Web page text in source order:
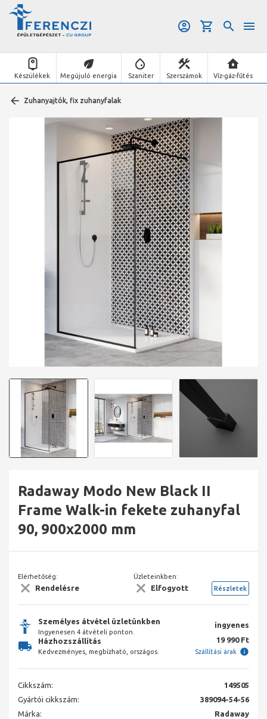
Készülékek Megújuló energia Szaniter Szerszámok Víz-gáz-fűtés
Zuhanyajtók, fix zuhanyfalak
Radaway Modo New Black II
Frame Walk-in fekete zuhanyfal
90, 900x2000 mm
Elérhetőség:
Rendelésre
Üzleteinkben:
Elfogyott Részletek
Személyes átvétel üzletünkben
Ingyenesen 4 átvételi ponton.
ingyenes
Házhozszállítás
Kedvezményes, megbízható, országos.
19 990 Ft
Szállítási árak
Cikkszám:
149505
Gyártói cikkszám:
389094-54-56
Márka:
Radaway